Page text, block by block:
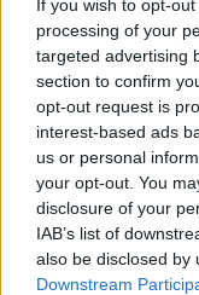
If you wish to opt-
processing of your
targeted advertising
section to confirm
opt-out request is
interest-based ads
us or personal
your opt-out. You
disclosure of your
IAB’s list of
also be disclosed by
Downstream
δεκάδες
τους από
γραφείου, οι
συντονισμό
Μετά από λίγη
λεωφορείο με
νωρίτερα
Προμαχώνα